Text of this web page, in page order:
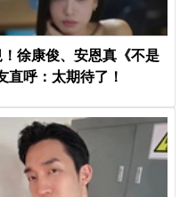
徐康俊、安恩真《不是
直呼：太期待了！